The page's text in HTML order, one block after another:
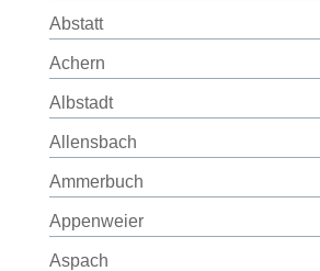
Abstatt
Achern
Albstadt
Allensbach
Ammerbuch
Appenweier
Aspach